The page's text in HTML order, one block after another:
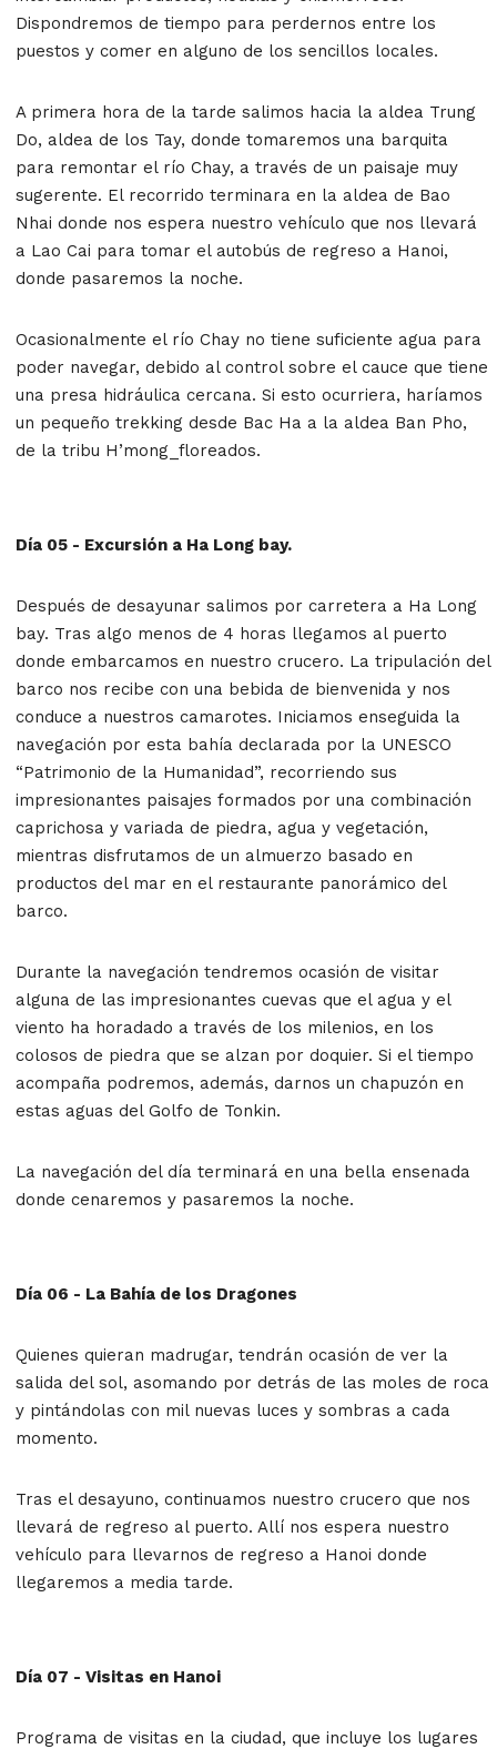
Dispondremos de tiempo para perdernos entre los
puestos y comer en alguno de los sencillos locales.
A primera hora de la tarde salimos hacia la aldea Trung
Do, aldea de los Tay, donde tomaremos una barquita
para remontar el río Chay, a través de un paisaje muy
sugerente. El recorrido terminara en la aldea de Bao
Nhai donde nos espera nuestro vehículo que nos llevará
a Lao Cai para tomar el autobús de regreso a Hanoi,
donde pasaremos la noche.
Ocasionalmente el río Chay no tiene suficiente agua para
poder navegar, debido al control sobre el cauce que tiene
una presa hidráulica cercana. Si esto ocurriera, haríamos
un pequeño trekking desde Bac Ha a la aldea Ban Pho,
de la tribu H’mong_floreados.
Día 05 - Excursión a Ha Long bay.
Después de desayunar salimos por carretera a Ha Long
bay. Tras algo menos de 4 horas llegamos al puerto
donde embarcamos en nuestro crucero. La tripulación del
barco nos recibe con una bebida de bienvenida y nos
conduce a nuestros camarotes. Iniciamos enseguida la
navegación por esta bahía declarada por la UNESCO
“Patrimonio de la Humanidad”, recorriendo sus
impresionantes paisajes formados por una combinación
caprichosa y variada de piedra, agua y vegetación,
mientras disfrutamos de un almuerzo basado en
productos del mar en el restaurante panorámico del
barco.
Durante la navegación tendremos ocasión de visitar
alguna de las impresionantes cuevas que el agua y el
viento ha horadado a través de los milenios, en los
colosos de piedra que se alzan por doquier. Si el tiempo
acompaña podremos, además, darnos un chapuzón en
estas aguas del Golfo de Tonkin.
La navegación del día terminará en una bella ensenada
donde cenaremos y pasaremos la noche.
Día 06 - La Bahía de los Dragones
Quienes quieran madrugar, tendrán ocasión de ver la
salida del sol, asomando por detrás de las moles de roca
y pintándolas con mil nuevas luces y sombras a cada
momento.
Tras el desayuno, continuamos nuestro crucero que nos
llevará de regreso al puerto. Allí nos espera nuestro
vehículo para llevarnos de regreso a Hanoi donde
llegaremos a media tarde.
Día 07 - Visitas en Hanoi
Programa de visitas en la ciudad, que incluye los lugares